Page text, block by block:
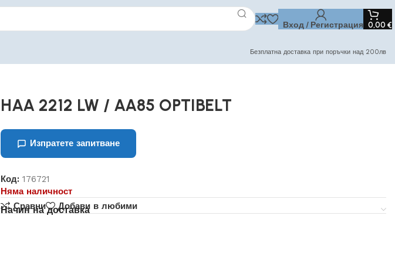
Вход / Регистрация 0,00 €
Безплатна доставка при поръчки над 200лв
HAA 2212 LW / AA85 OPTIBELT
Изпратете запитване
Код: 176721
Няма наличност
Сравни
Добави в любими
Начин на доставка